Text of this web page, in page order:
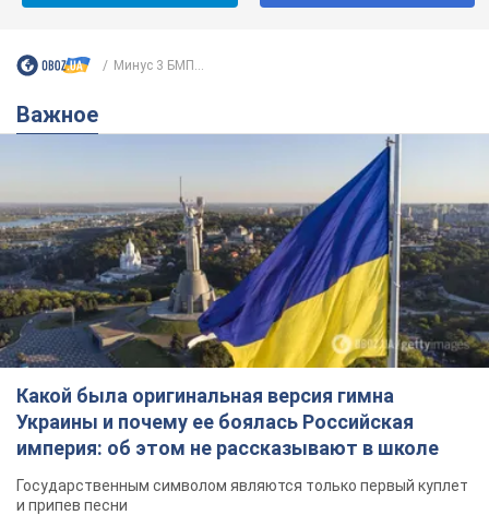
Минус 3 БМП...
Важное
Какой была оригинальная версия гимна
Украины и почему ее боялась Российская
империя: об этом не рассказывают в школе
Государственным символом являются только первый куплет
и припев песни